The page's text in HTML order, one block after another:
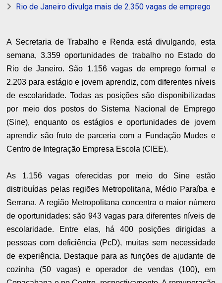
Rio de Janeiro divulga mais de 2.350 vagas de emprego
A Secretaria de Trabalho e Renda está divulgando, esta
semana, 3.359 oportunidades de trabalho no Estado do
Rio de Janeiro. São 1.156 vagas de emprego formal e
2.203 para estágio e jovem aprendiz, com diferentes níveis
de escolaridade. Todas as posições são disponibilizadas
por meio dos postos do Sistema Nacional de Emprego
(Sine), enquanto os estágios e oportunidades de jovem
aprendiz são fruto de parceria com a Fundação Mudes e
Centro de Integração Empresa Escola (CIEE).
As 1.156 vagas oferecidas por meio do Sine estão
distribuídas pelas regiões Metropolitana, Médio Paraíba e
Serrana. A região Metropolitana concentra o maior número
de oportunidades: são 943 vagas para diferentes níveis de
escolaridade. Entre elas, há 400 posições dirigidas a
pessoas com deficiência (PcD), muitas sem necessidade
de experiência. Destaque para as funções de ajudante de
cozinha (50 vagas) e operador de vendas (100), em